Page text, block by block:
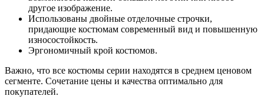
другое изображение.
Использованы двойные отделочные строчки,
придающие костюмам современный вид и повышенную
износостойкость.
Эргономичный крой костюмов.
Важно, что все костюмы серии находятся в среднем ценовом
сегменте. Сочетание цены и качества оптимально для
покупателей.